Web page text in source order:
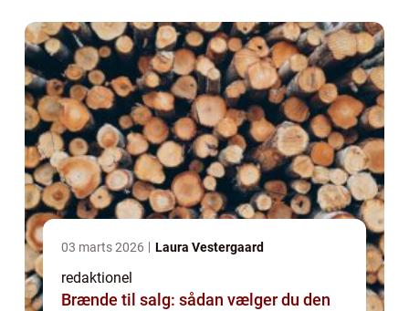
03 marts 2026 Laura Vestergaard
redaktionel
Brænde til salg: sådan vælger du den